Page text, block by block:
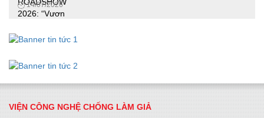
dục tài chính đến hơn 490 trường học trên cả nước
Tiếp tục phát động cuộc thi Samsung Solve For Tomorrow
2026 tại khu vực miền Trung
15/05/2026
14/07/2026
VIỆN CÔNG NGHỆ CHỐNG LÀM GIẢ